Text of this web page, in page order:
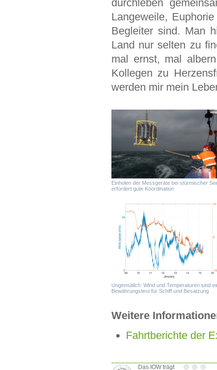
durchleben
Langeweile,
Begleiter sind. Man
Land nur selten zu
mal ernst, mal
Kollegen zu
werden mir mein
Einholen der Messgeräte bei stürmischer
erfordert gute Koordination
Ungemütlich: Wind und Temperaturen sind
Bewährungstest für Schiff und Besatzung
Weitere
Fahrtberichte der
Das IOW trägt